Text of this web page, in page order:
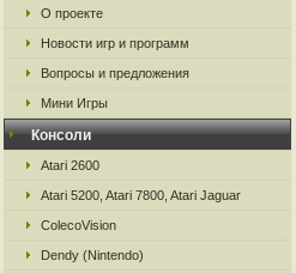
О проекте
Новости игр и программ
Вопросы и предложения
Мини Игры
Консоли
Atari 2600
Atari 5200, Atari 7800, Atari Jaguar
ColecoVision
Dendy (Nintendo)